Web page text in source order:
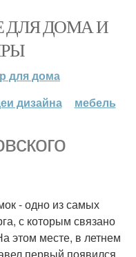
ДЛЯ ДОМА И
для дома
дизайна мебель
- одно из самых
с которым связано
этом месте, в летнем